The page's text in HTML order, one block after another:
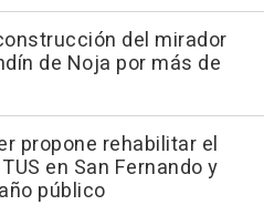
del mirador
de Noja por más de
propone rehabilitar el
en San Fernando y
público